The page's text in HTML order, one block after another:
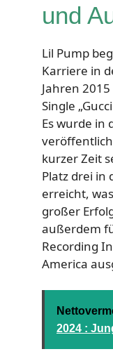
und
Lil Pump
Karriere in
Jahren
Single
Es wurde in
kurzer Zeit
Platz drei in
erreicht,
großer
außerdem
Recording
America
2024 :